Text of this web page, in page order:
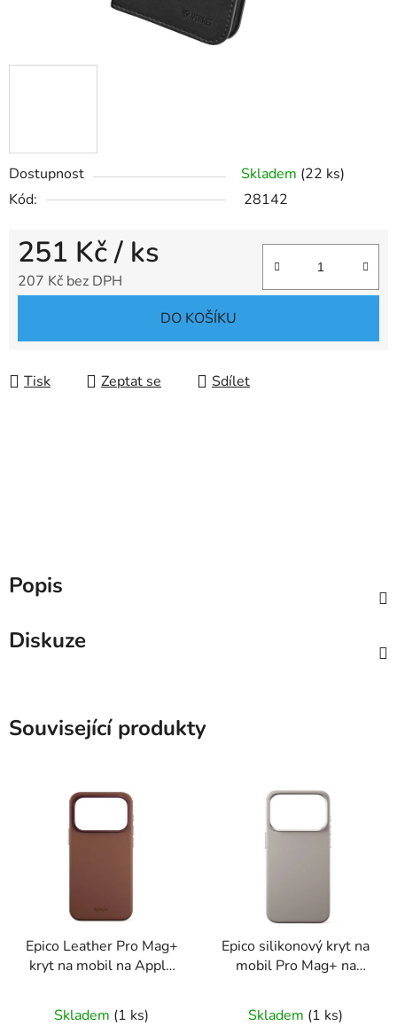
Dostupnost Skladem (22 ks)
Kód:
28142
251 Kč/ ks
207 Kč bez DPH
DO KOŠÍKU
Tisk Zeptat se Sdílet
Popis
Diskuze
Související produkty
Epico Leather Pro Mag+
kryt na mobil na Apple
Skladem (1 ks)
Epico silikonový kryt na
mobil Pro Mag+ na
Max, šedý
Skladem (1 ks)